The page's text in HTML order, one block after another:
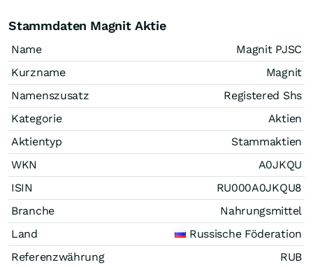
Stammdaten Magnit Aktie
Name
Magnit PJSC
Kurzname
Magnit
Namenszusatz
Registered Shs
Kategorie
Aktien
Aktientyp
Stammaktien
WKN
A0JKQU
ISIN
RU000A0JKQU8
Branche
Nahrungsmittel
Land
Russische Föderation
Referenzwährung
RUB